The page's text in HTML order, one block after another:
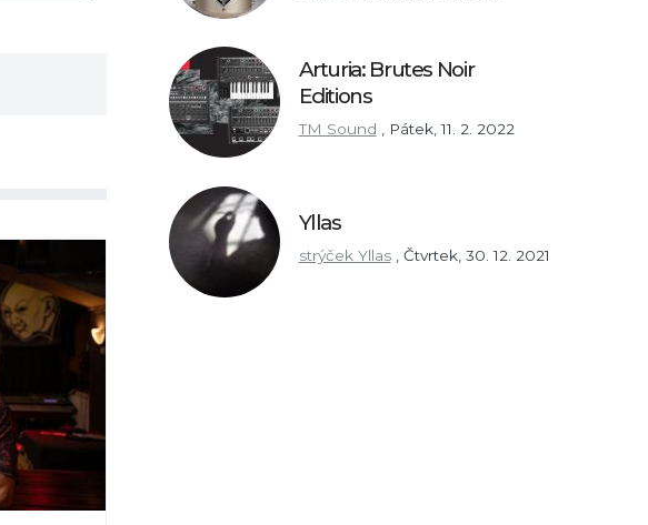
Arturia: Brutes Noir
Editions
TM Sound , Pátek, 11. 2. 2022
Yllas
strýček Yllas Čtvrtek, 30. 12. 2021